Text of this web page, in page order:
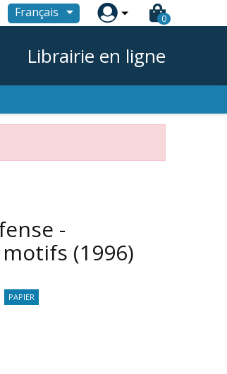
Français  0
Librairie en ligne
-
motifs (1996)
PAPIER